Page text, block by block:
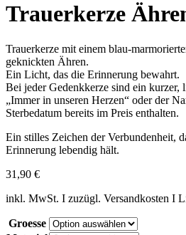
Trauerkerze
Trauerkerze mit einem blau-
geknickten Ähren.
Ein Licht, das die Erinnerung bewahrt.
Bei jeder Gedenkkerze sind ein kurzer,
„Immer in unseren Herzen“ oder der
Sterbedatum bereits im Preis enthalten.
Ein stilles Zeichen der Verbundenheit,
Erinnerung lebendig hält.
31,90 €
inkl. MwSt. I zuzügl. Versandkosten I
Groesse